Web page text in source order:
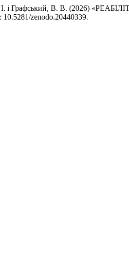
І. і Графський, В. В. (2026)
10.5281/zenodo.20440339.